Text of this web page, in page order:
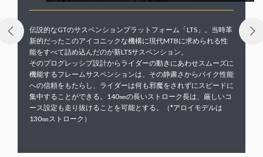
伝説的なGTのサスペンションプラットフォーム「LTS」。当時革
新的だったこのアイコニックな機構に現代MTBに求められる性
能をすべて詰め込んだのが新LTSサスペンション。
そのプログレッシブ設計からライダーの動きにあわせスムーズに
機能するフレームサスペンションは、その静粛さからバイク性能
への信頼をもたらし、ライダーは何も邪魔をされずにスピードに
集中することができる。140㎜の長いストローク長は、厳しいコ
ース設定も走り抜けることを可能とする。（*アロイモデルは
130㎜ストローク）